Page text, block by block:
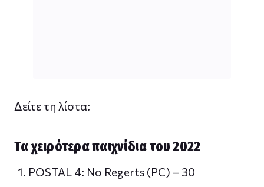
Δείτε τη λίστα:
Τα χειρότερα παιχνίδια του 2022
POSTAL 4: No Regerts (PC) – 30